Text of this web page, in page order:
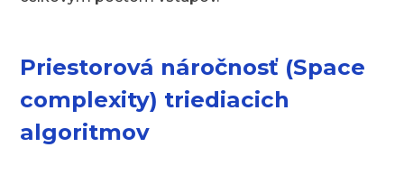
Priestorová náročnosť (Space
complexity) triediacich
algoritmov